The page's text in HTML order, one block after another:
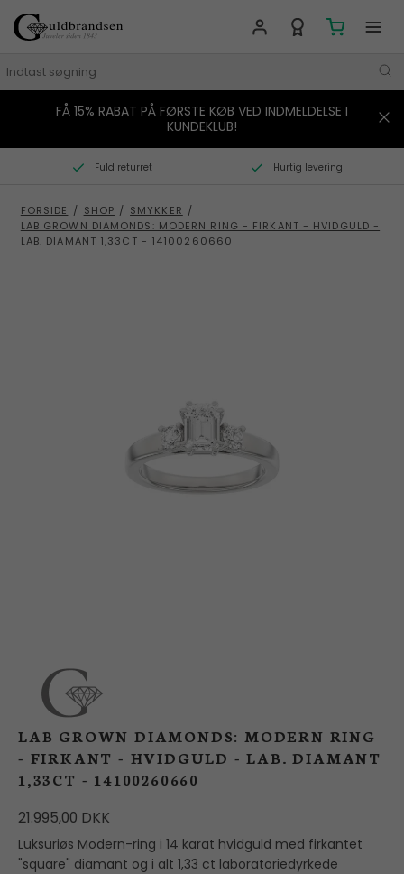
MÆRKER
SMYKKER
BOLIG
FÅ 15% RABAT PÅ FØRSTE KØB VED INDMELDELSE I
KUNDEKLUB!
Fuld returret Hurtig levering
FORSIDE / SHOP / SMYKKER /
LAB GROWN DIAMONDS: MODERN RING - FIRKANT - HVIDGULD -
LAB. DIAMANT 1,33CT - 14100260660
LAB GROWN DIAMONDS: MODERN RING
- FIRKANT - HVIDGULD - LAB. DIAMANT
1,33CT - 14100260660
21.995,00 DKK
Luksuriøs Modern-ring i 14 karat hvidguld med firkantet
"square" diamant og i alt 1,33 ct laboratoriedyrkede